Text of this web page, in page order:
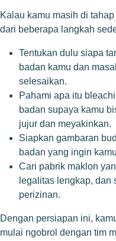
Kalau kamu masih di
dari beberapa langkah
Tentukan dulu siapa
badan kamu dan
selesaikan.
Pahami apa itu
badan supaya kamu
jujur dan meyakinkan.
Siapkan gambaran
badan yang ingin
Cari pabrik maklon
legalitas lengkap, dan
perizinan.
Dengan persiapan ini,
mulai ngobrol dengan tim